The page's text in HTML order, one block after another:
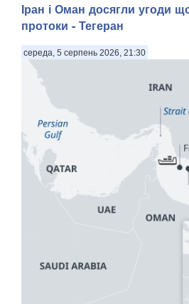
Іран і Оман досягли угоди
протоки - Тегеран
середа, 5 серпень 2026, 21:30